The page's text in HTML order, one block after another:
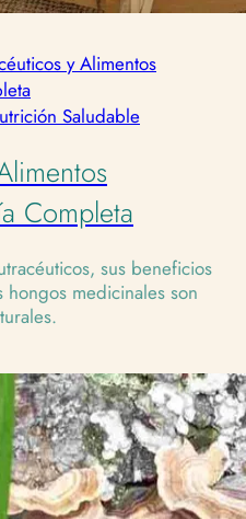
y Alimentos
Saludable
Completa
sus beneficios
medicinales son